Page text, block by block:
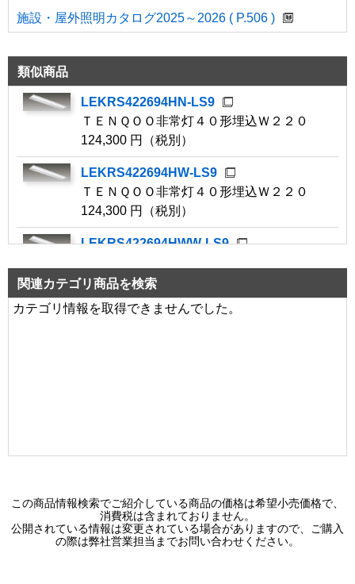
施設・屋外照明カタログ2025～2026 ( P.506 )
類似商品
LEKRS422694HN-LS9
ＴＥＮＱＯＯ非常灯４０形埋込Ｗ２２０
124,300 円（税別）
LEKRS422694HW-LS9
ＴＥＮＱＯＯ非常灯４０形埋込Ｗ２２０
124,300 円（税別）
LEKRS422694HWW-LS9
124,300 円（税別）
LEKRS419694HN-LS9
LEKRS419694HWW-LS9
LEKRS422524HN-LS9
ＴＥＮＱＯＯ非常灯４０形埋込Ｗ２２０
関連カテゴリ商品を検索
カテゴリ情報を取得できませんでした。
この商品情報検索でご紹介している商品の価格は希望小売価格で、
消費税は含まれておりません。
公開されている情報は変更されている場合がありますので、ご購入
の際は弊社営業担当までお問い合わせください。